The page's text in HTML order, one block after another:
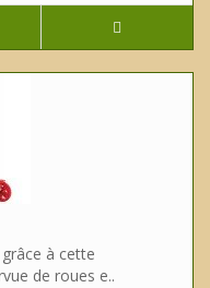
à cette
de roues e..